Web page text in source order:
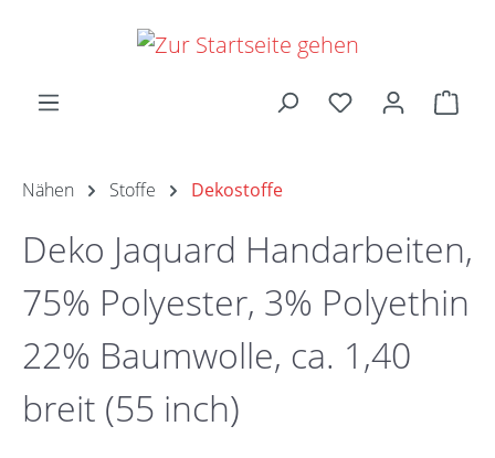
Zum Hauptinhalt springen
Nähen Stoffe Dekostoffe
Deko Jaquard Handarbeiten,
75% Polyester, 3% Polyethin
22% Baumwolle, ca. 1,40
breit (55 inch)